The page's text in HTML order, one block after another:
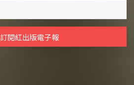
訂閱紅出版電子報